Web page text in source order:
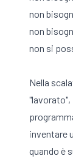
non
non
non si
Nella
inventare
quando è